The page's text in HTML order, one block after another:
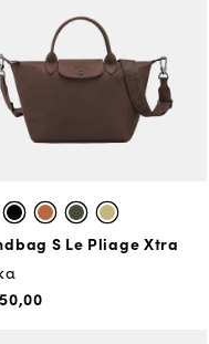
S Le Pliage Xtra